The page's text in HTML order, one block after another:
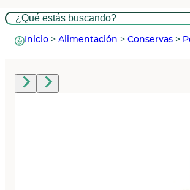
Buscar
Inicio > Alimentación > Conservas >